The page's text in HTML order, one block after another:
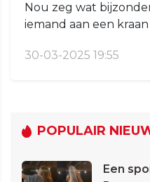
Nou zeg wat
iemand aan een kraan
30-03-2025 19:55
POPULAIR
Een